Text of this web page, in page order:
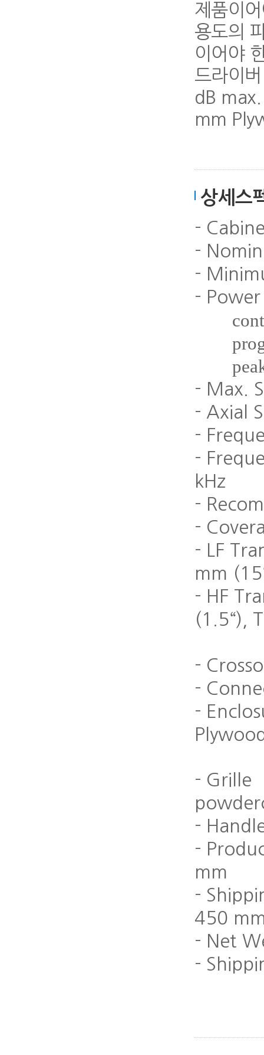
제품이
용도의
이어야
드라이
dB
mm
상세스
-
-
-
-
- Max.
- Axial
-
-
kHz
-
-
- LF
mm
- HF
(1.5“),
-
-
-
- Grille
-
-
mm
-
450
- Net
-